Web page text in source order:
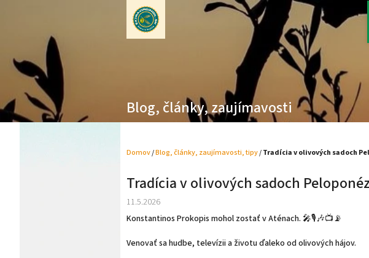
Blog, články, zaujímavosti
Domov/Blog, články, zaujímavosti, tipy/Tradícia v olivových sadoch
Tradícia v olivových sadoch
11.5.2026
Konstantinos Prokopis mohol zostať v Aténach. 🎤🎙️🎶📺📡
Venovať sa hudbe, televízii a životu ďaleko od olivových hájov.